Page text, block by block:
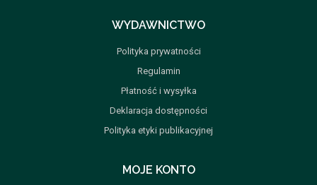
WYDAWNICTWO
Polityka prywatności
Regulamin
Płatność i wysyłka
Deklaracja dostępności
Polityka etyki publikacyjnej
MOJE KONTO